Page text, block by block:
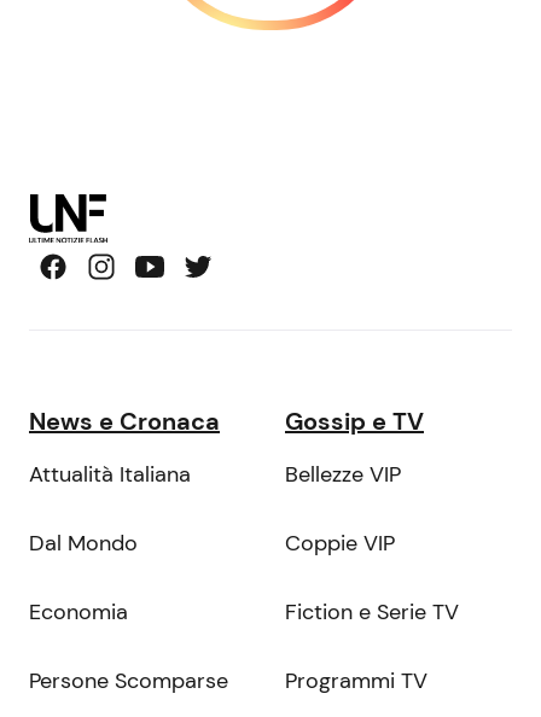
News e Cronaca
Attualità Italiana
Dal Mondo
Economia
Persone Scomparse
Gossip e TV
Bellezze VIP
Coppie VIP
Fiction e Serie TV
Programmi TV